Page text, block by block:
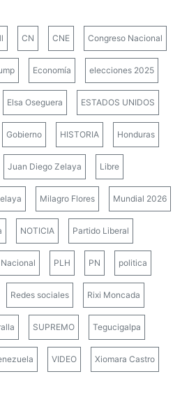
CN CNE Congreso Nacional
Economía elecciones 2025
Elsa Oseguera ESTADOS UNIDOS
Gobierno HISTORIA Honduras
Juan Diego Zelaya Libre
Milagro Flores Mundial 2026
NOTICIA Partido Liberal
PLH PN politica
Redes sociales Rixi Moncada
SUPREMO Tegucigalpa
VIDEO Xiomara Castro